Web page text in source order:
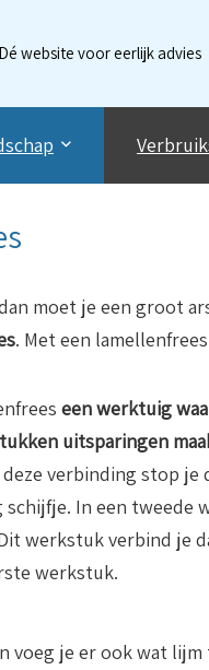
Dé website voor eerlijk advies
moet je een groot
. Met een
een werktuig
uitsparingen
verbinding stop je
schijfje. In een tweede
werkstuk verbind je
werkstuk.
voeg je er ook wat